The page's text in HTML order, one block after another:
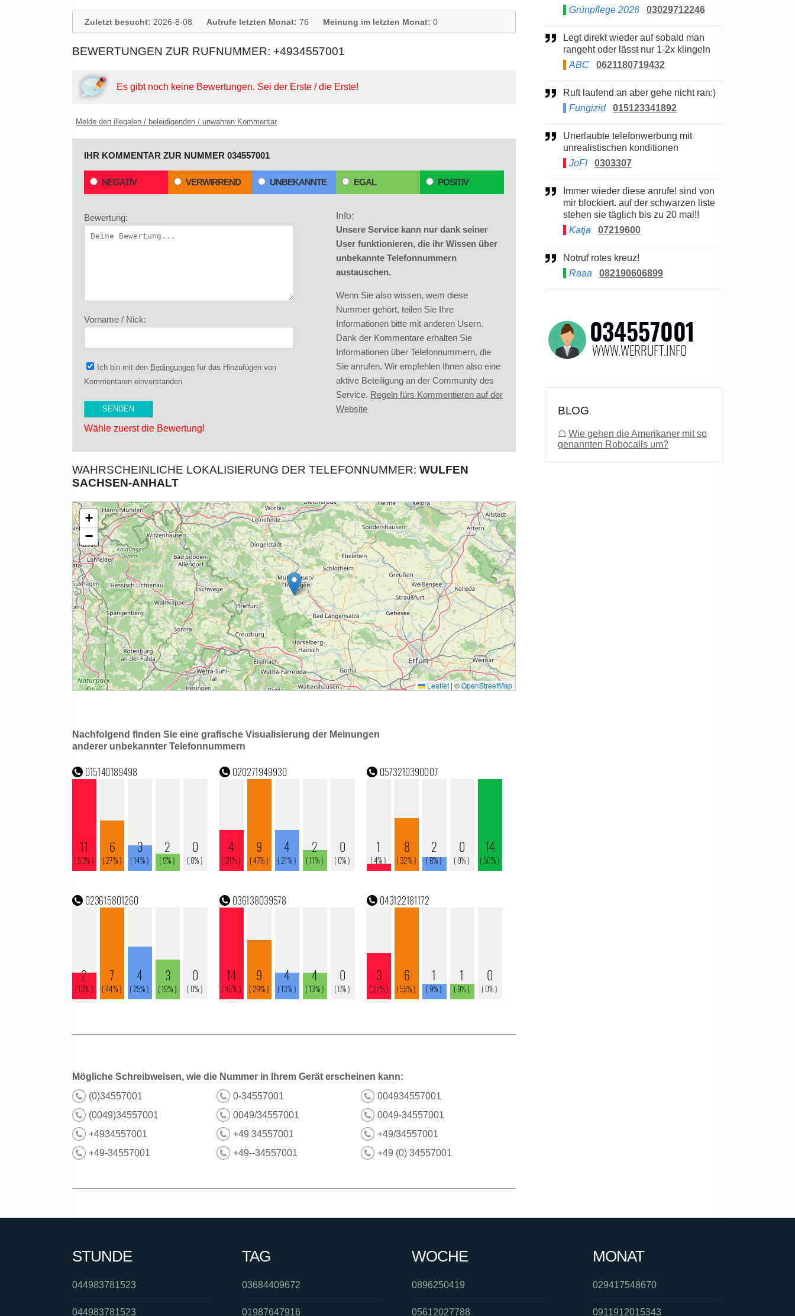
Zuletzt besucht: 2026-8-08 Aufrufe letzten Monat: 76 Meinung im letzten Monat: 0
BEWERTUNGEN ZUR RUFNUMMER: +4934557001
Es gibt noch keine Bewertungen. Sei der Erste / die Erste!
Melde den illegalen / beleidigenden / unwahren Kommentar
IHR KOMMENTAR ZUR NUMMER 034557001
NEGATIV VERWIRREND UNBEKANNTE EGAL POSITIV
Bewertung:
Vorname / Nick:
Ich bin mit den Bedingungen für das Hinzufügen von
Kommentaren einverstanden
Wähle zuerst die Bewertung!
Info:
Unsere Service kann nur dank seiner
User funktionieren, die ihr Wissen über
unbekannte Telefonnummern
austauschen.
Wenn Sie also wissen, wem diese
Nummer gehört, teilen Sie Ihre
Informationen bitte mit anderen Usern.
Dank der Kommentare erhalten Sie
Informationen über Telefonnummern, die
Sie anrufen. Wir empfehlen Ihnen also eine
aktive Beteiligung an der Community des
Service. Regeln fürs Kommentieren auf der
Website
WAHRSCHEINLICHE LOKALISIERUNG DER TELEFONNUMMER: WULFEN
SACHSEN-ANHALT
Nachfolgend finden Sie eine grafische Visualisierung der Meinungen
anderer unbekannter Telefonnummern
Mögliche Schreibweisen, wie die Nummer in Ihrem Gerät erscheinen kann:
(0)34557001
0-34557001
004934557001
(0049)34557001
0049/34557001
0049-34557001
+4934557001
+49 34557001
+49/34557001
+49-34557001
+49--34557001 +49 (0) 34557001
Grünpflege 2026
03029712246
Legt direkt wieder auf sobald man
rangeht oder lässt nur 1-2x klingeln
ABC
0621180719432
Ruft laufend an aber gehe nicht ran:)
Fungizid
015123341892
Unerlaubte telefonwerbung mit
unrealistischen konditionen
JoFI
0303307
mir blockiert. auf der schwarzen liste
stehen sie täglich bis zu 20 mal!!
Katja
07219600
Notruf rotes kreuz!
Raaa
082190606899
BLOG
☖ Wie gehen die Amerikaner mit so
genannten Robocalls um?
STUNDE
044983781523
044983781523
TAG
03684409672
01987647916
WOCHE
0896250419
05612027788
MONAT
029417548670
0911912015343